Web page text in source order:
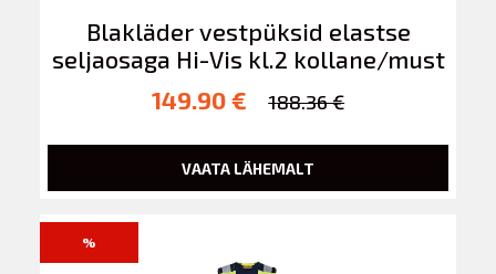
Blakläder vestpüksid elastse
seljaosaga Hi-Vis kl.2 kollane/must
149.90 €
188.36 €
VAATA LÄHEMALT
%